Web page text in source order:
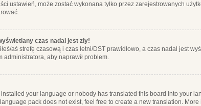
ustawień, może zostać wykonana tylko przez zarejestrowanych
czas nadal jest zły!
aś strefę czasową i czas letni/DST prawidłowo, a czas nadal jest
administratora, aby naprawił problem.
your language or nobody has translated this board into your
pack does not exist, feel free to create a new translation.